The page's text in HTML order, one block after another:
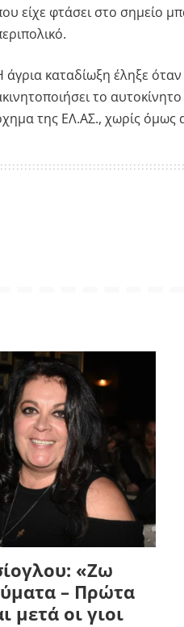
είχε φτάσει στο σημείο
άγρια καταδίωξη έληξε
το
της ΕΛ.ΑΣ., χωρίς όμως
«Ζω
– Πρώτα
μετά οι γιοι